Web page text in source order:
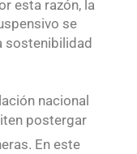
esta razón, la
se
sostenibilidad
nacional
postergar
. En este